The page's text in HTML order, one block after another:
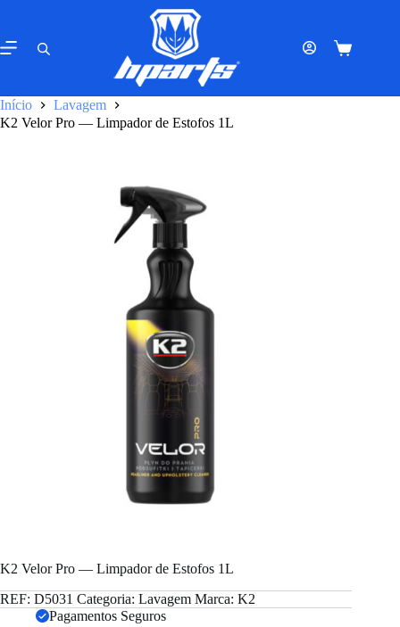
o
conteúdo
Carrinho
Início
Lavagem
K2 Velor Pro — Limpador de Estofos 1L
K2 Velor Pro — Limpador de Estofos 1L
REF: D5031 Categoria: Lavagem Marca: K2
Pagamentos Seguros